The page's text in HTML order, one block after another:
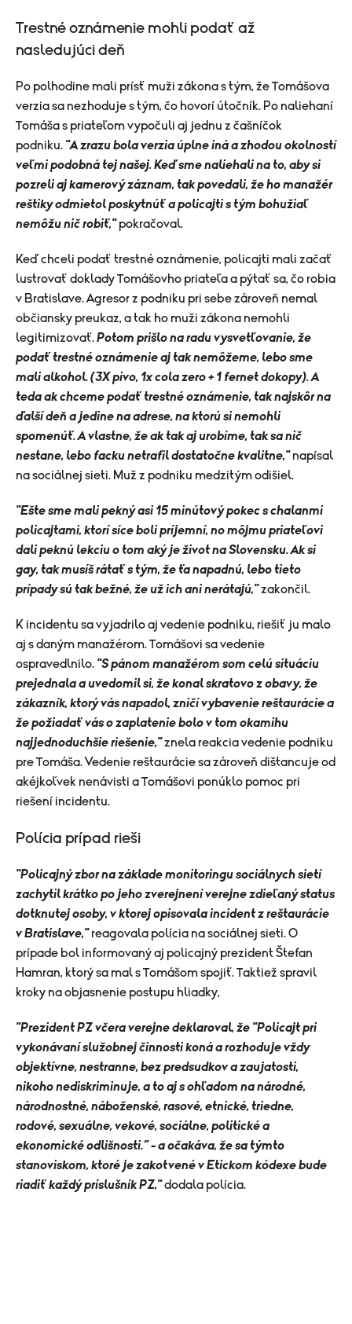
Trestné oznámenie mohli podať až
nasledujúci deň
Po polhodine mali prísť muži zákona s tým, že Tomášova
verzia sa nezhoduje s tým, čo hovorí útočník. Po naliehaní
Tomáša s priateľom vypočuli aj jednu z čašníčok
podniku. "A zrazu bola verzia úplne iná a zhodou okolností
veľmi podobná tej našej. Keď sme naliehali na to, aby si
pozreli aj kamerový záznam, tak povedali, že ho manažér
reštiky odmietol poskytnúť a policajti s tým bohužiaľ
nemôžu nič robiť,"pokračoval.
Keď chceli podať trestné oznámenie, policajti mali začať
lustrovať doklady Tomášovho priateľa a pýtať sa, čo robia
v Bratislave. Agresor z podniku pri sebe zároveň nemal
občiansky preukaz, a tak ho muži zákona nemohli
legitimizovať.Potom prišlo na radu vysvetľovanie, že
podať trestné oznámenie aj tak nemôžeme, lebo sme
mali alkohol. (3X pivo, 1x cola zero + 1 fernet dokopy). A
teda ak chceme podať trestné oznámenie, tak najskôr na
ďalší deň a jedine na adrese, na ktorú si nemohli
spomenúť. A vlastne, že ak tak aj urobíme, tak sa nič
nestane, lebo facku netrafil dostatočne kvalitne,"napísal
na sociálnej sieti. Muž z podniku medzitým odišiel.
"Ešte sme mali pekný asi 15 minútový pokec s chalanmi
policajtami, ktorí síce boli príjemní, no môjmu priateľovi
dali peknú lekciu o tom aký je život na Slovensku. Ak si
gay, tak musíš rátať s tým, že ťa napadnú, lebo tieto
prípady sú tak bežné, že už ich ani nerátajú,"zakončil.
K incidentu sa vyjadrilo aj vedenie podniku, riešiť ju malo
aj s daným manažérom. Tomášovi sa vedenie
ospravedlnilo. "S pánom manažérom som celú situáciu
prejednala a uvedomil si, že konal skratovo z obavy, že
zákazník, ktorý vás napadol, zničí vybavenie reštaurácie a
že požiadať vás o zaplatenie bolo v tom okamihu
najjednoduchšie riešenie,"znela reakcia vedenie podniku
pre Tomáša. Vedenie reštaurácie sa zároveň dištancuje od
akéjkoľvek nenávisti a Tomášovi ponúklo pomoc pri
riešení incidentu.
Polícia prípad rieši
"Policajný zbor na základe monitoringu sociálnych sietí
zachytil krátko po jeho zverejnení verejne zdieľaný status
dotknutej osoby, v ktorej opisovala incident z reštaurácie
v Bratislave,"reagovala polícia na sociálnej sieti. O
prípade bol informovaný aj policajný prezident Štefan
Hamran, ktorý sa mal s Tomášom spojiť. Taktiež spravil
kroky na objasnenie postupu hliadky,
"Prezident PZ včera verejne deklaroval, že "Policajt pri
vykonávaní služobnej činnosti koná a rozhoduje vždy
objektívne, nestranne, bez predsudkov a zaujatosti,
nikoho nediskriminuje, a to aj s ohľadom na národné,
národnostné, náboženské, rasové, etnické, triedne,
rodové, sexuálne, vekové, sociálne, politické a
ekonomické odlišnosti.” - a očakáva, že sa týmto
stanoviskom, ktoré je zakotvené v Etickom kódexe bude
riadiť každý príslušník PZ,"dodala polícia.